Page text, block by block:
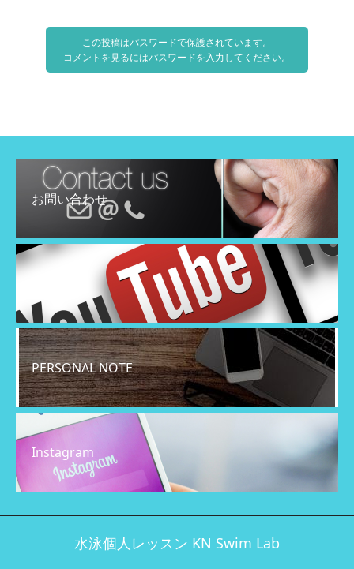
この投稿はパスワードで保護されています。
コメントを見るにはパスワードを入力してください。
お問い合わせ
PERSONAL NOTE
Instagram
水泳個人レッスン KN Swim Lab